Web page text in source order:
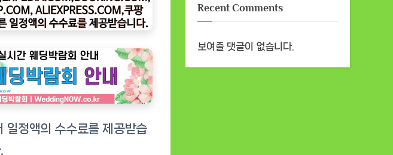
콘
식
논
슬
립
패
강
Recent Comments
보여줄 댓글이 없습니다.